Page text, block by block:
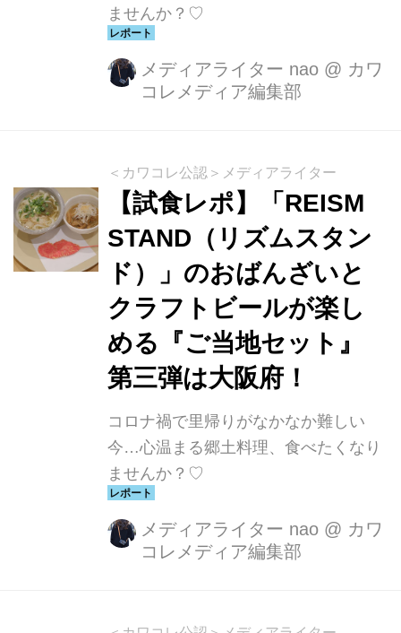
ませんか？♡
メディアライター nao @ カワ
コレメディア編集部
＜カワコレ公認＞メディアライター
【試食レポ】「REISM
STAND（リズムスタン
ド）」のおばんざいと
クラフトビールが楽し
める『ご当地セット』
第三弾は大阪府！
コロナ禍で里帰りがなかなか難しい
今…心温まる郷土料理、食べたくなり
ませんか？♡
メディアライター nao @ カワ
コレメディア編集部